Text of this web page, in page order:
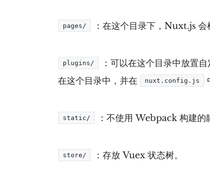
pages/ ：在这个目录下，Nuxt.js
plugins/ ：可以在这个目录中放置
在这个目录中，并在
nuxt.config.js
static/ ：不使用 Webpack 构建的
store/ ：存放 Vuex 状态树。